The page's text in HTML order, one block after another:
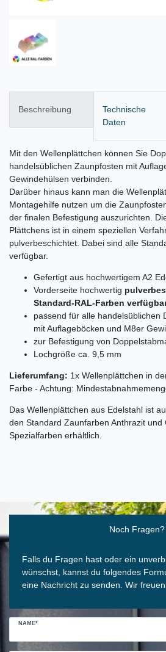
Beschreibung
Technische
Daten
Mit den Wellenplättchen können Sie
handelsüblichen Zaunpfosten mit
Gewindehülsen verbinden.
Darüber hinaus kann man die
Montagehilfe nutzen um die
der finalen Befestigung auszurichten.
Plättchens ist in einem speziellen
pulverbeschichtet. Dabei sind alle
verfügbar.
Gefertigt aus hochwertigem A2
Vorderseite hochwertig
Standard-RAL-Farben
passend für alle handelsüblichen
mit Auflageböcken und M8er
zur Befestigung von
Lochgröße ca. 9,5 mm
Lieferumfang: 1x Wellenplättchen in
Farbe - Achtung:
Das Wellenplättchen aus Edelstahl ist
den Standard Zaunfarben Anthrazit und
Spezialfarben erhältlich.
Noch Fragen?
Falls du Fragen hast oder ein
wünschst, kannst du folgendes
eine Nachricht zu senden. Wir
NAME*
Ceres::Template.mailFormHoneypotLabel